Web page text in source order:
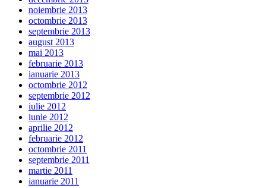
noiembrie 2013
octombrie 2013
septembrie 2013
august 2013
mai 2013
februarie 2013
ianuarie 2013
octombrie 2012
septembrie 2012
iulie 2012
iunie 2012
aprilie 2012
februarie 2012
octombrie 2011
septembrie 2011
martie 2011
ianuarie 2011